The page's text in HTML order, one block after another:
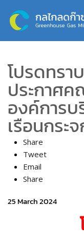
Skip to main
โปรดทรา
ประกาศค
องค์การบ
เรือนกระ
Share
Tweet
Email
Share
25 March 2024